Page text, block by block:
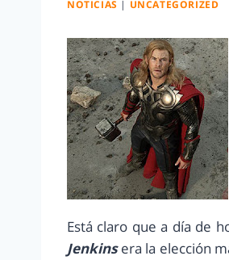
NOTICIAS | UNCATEGORIZED
Está claro que a día de
Jenkinsera la elección